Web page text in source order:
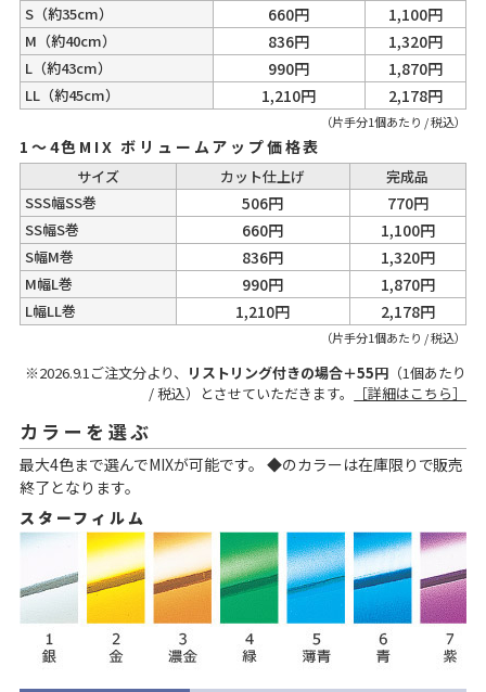
（片手分1個あたり / 税込）
S（約35cm） 660円 1,100円
M （約40cm） 836円 1,320円
L（約43cm） 990円 1,870円
LL（約45cm） 1,210円 2,178円
1～4色MIX ボリュームアップ価格表
（片手分1個あたり / 税込）
サイズ カット仕上げ
完成品
SSS幅SS巻
506円 770円
SS幅S巻 660円 1,100円
S幅M巻 836円 1,320円
M幅L巻 990円 1,870円
L幅LL巻 1,210円 2,178円
※2026.9.1ご注文分より、 リストリング付きの場合＋55円 （1個あたり
/ 税込）とさせていただきます。
［詳細はこちら］
カラーを選ぶ
最大4色まで選んでMIXが可能です。 ◆のカラーは在庫限りで販売
終了となります。
スターフィルム